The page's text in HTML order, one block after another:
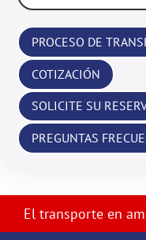
PROCESO DE
COTIZACIÓN
SOLICITE SU
PREGUNTAS
El transporte en